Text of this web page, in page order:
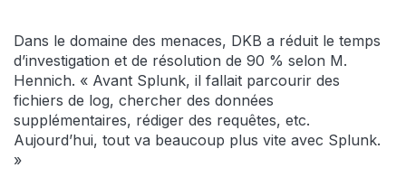
Dans le domaine des menaces, DKB a réduit le temps
d’investigation et de résolution de 90 % selon M.
Hennich. « Avant Splunk, il fallait parcourir des
fichiers de log, chercher des données
supplémentaires, rédiger des requêtes, etc.
Aujourd’hui, tout va beaucoup plus vite avec Splunk.
»